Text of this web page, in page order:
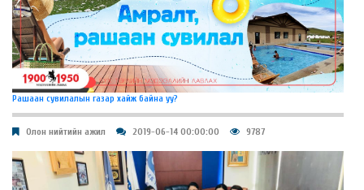
Рашаан сувилалын газар хайж байна уу?
Олон нийтийн ажил 2019-06-14 00:00:00 9787